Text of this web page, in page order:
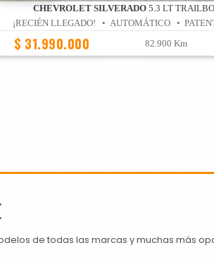
CHEVROLET SILVERADO 5.3 LT
¡RECIÉN LLEGADO! • AUTOMÁTICO •
$ 31.990.000 82.900 Km
de todas las marcas y muchas más